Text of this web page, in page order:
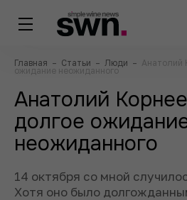
Главная – Статьи – Люди – Анатолий
ожидание неожиданного
Анатолий
долгое
неожиданного
14 октября со мной
Хотя оно было